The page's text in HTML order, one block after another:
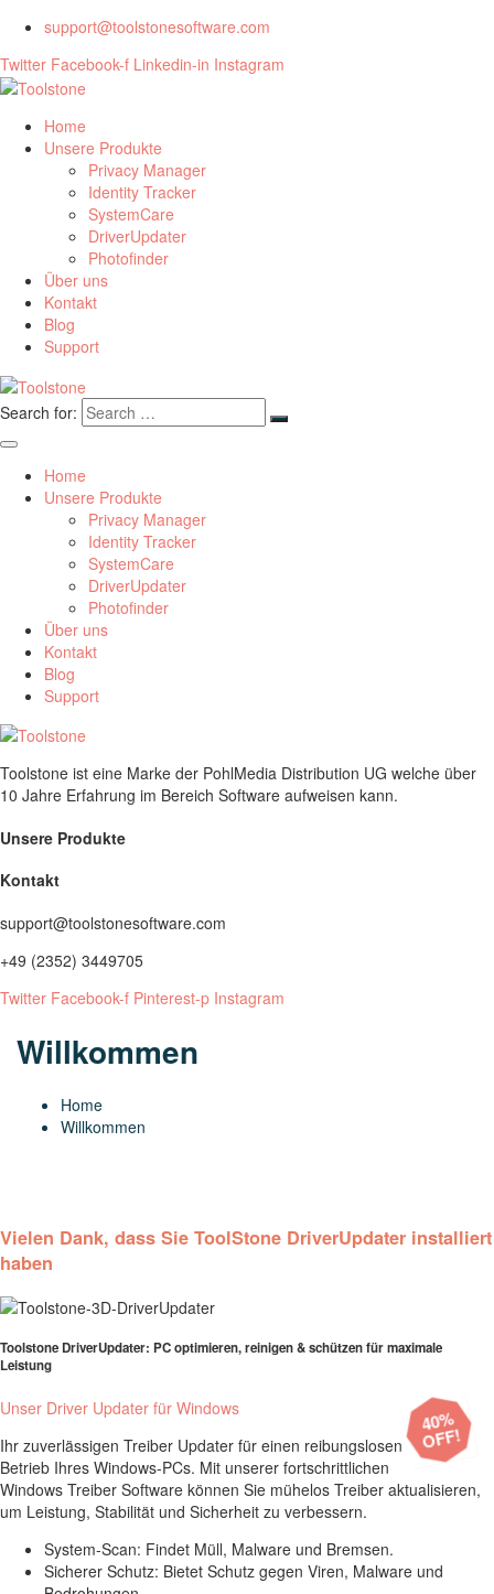
support@toolstonesoftware.com
Twitter Facebook-f Linkedin-in Instagram
Home
Unsere Produkte
Privacy Manager
Identity Tracker
SystemCare
DriverUpdater
Photofinder
Über uns
Kontakt
Blog
Support
Search for:
Home
Unsere Produkte
Privacy Manager
Identity Tracker
SystemCare
DriverUpdater
Photofinder
Über uns
Kontakt
Blog
Support
Toolstone ist eine Marke der PohlMedia Distribution UG welche über
10 Jahre Erfahrung im Bereich Software aufweisen kann.
Unsere Produkte
Kontakt
support@toolstonesoftware.com
+49 (2352) 3449705
Twitter Facebook-f Pinterest-p Instagram
Willkommen
Home
Willkommen
Vielen Dank, dass Sie ToolStone DriverUpdater installiert
haben
Toolstone DriverUpdater: PC optimieren, reinigen & schützen für maximale
Leistung
40%
OFF!
Unser Driver Updater für Windows
Ihr zuverlässigen Treiber Updater für einen reibungslosen
Betrieb Ihres Windows-PCs. Mit unserer fortschrittlichen
Windows Treiber Software können Sie mühelos Treiber aktualisieren,
um Leistung, Stabilität und Sicherheit zu verbessern.
System-Scan: Findet Müll, Malware und Bremsen.
Sicherer Schutz: Bietet Schutz gegen Viren, Malware und